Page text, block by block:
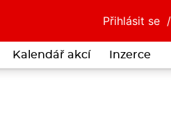
Přihlásit se /
Kalendář akcí Inzerce